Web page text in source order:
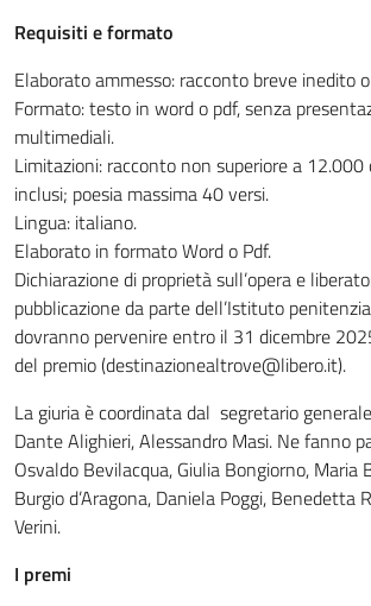
Requisiti e formato
Elaborato ammesso: racconto breve inedito
Formato: testo in word o pdf, senza
multimediali.
Limitazioni: racconto non superiore a
inclusi; poesia massima 40 versi.
Lingua: italiano.
Elaborato in formato Word o Pdf.
Dichiarazione di proprietà sull’opera e
pubblicazione da parte dell’Istituto
dovranno pervenire entro il 31 dicembre
del premio (destinazionealtrove@libero.it).
La giuria è coordinata dal segretario
Dante Alighieri, Alessandro Masi. Ne fanno
Osvaldo Bevilacqua, Giulia Bongiorno, Maria
Burgio d’Aragona, Daniela Poggi, Benedetta
Verini.
I premi